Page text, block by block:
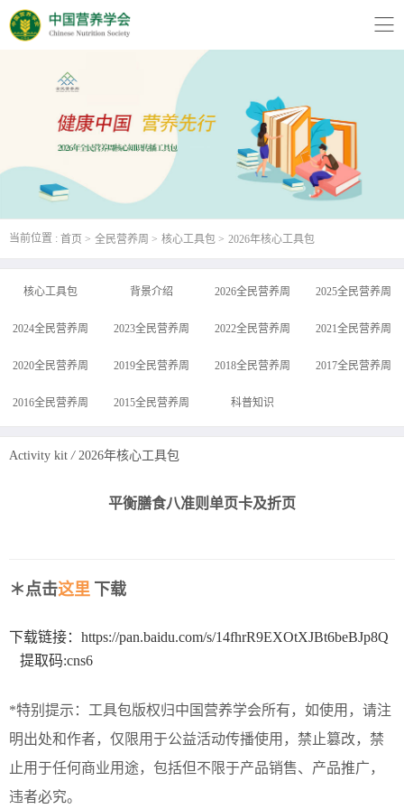
当前位置 : 首页 全民营养周 核心工具包 2026年核心工具包
核心工具包 背景介绍 2026全民营养周 2025全民营养周
2024全民营养周 2023全民营养周 2022全民营养周 2021全民营养周
2020全民营养周 2019全民营养周 2018全民营养周 2017全民营养周
2016全民营养周 2015全民营养周 科普知识
Activity kit / 2026年核心工具包
平衡膳食八准则单页卡及折页
＊点击这里 下载
下载链接：https://pan.baidu.com/s/14fhrR9EXOtXJBt6beBJp8Q
提取码:cns6
*特别提示：工具包版权归中国营养学会所有，如使用，请注
明出处和作者，仅限用于公益活动传播使用，禁止篡改，禁
止用于任何商业用途，包括但不限于产品销售、产品推广，
违者必究。
版权所有：中国营养学会 技术支持: